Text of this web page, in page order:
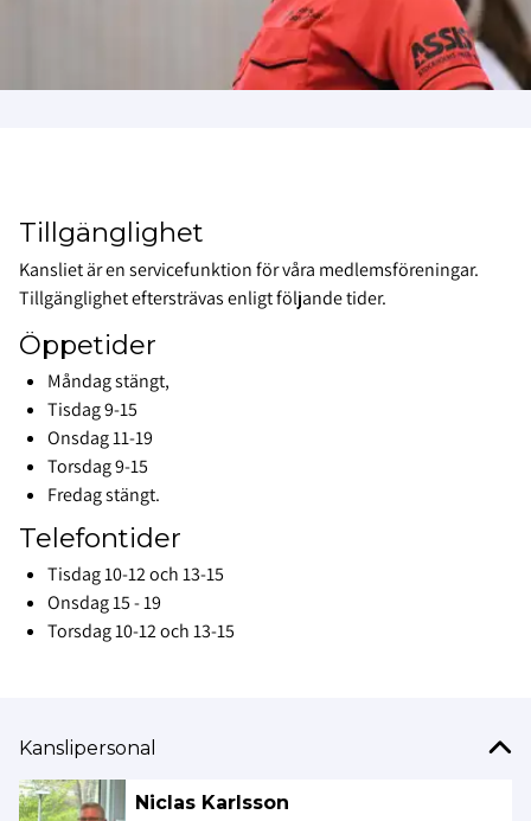
Tillgänglighet
Kansliet är en servicefunktion för våra medlemsföreningar.
Tillgänglighet eftersträvas enligt följande tider.
Öppetider
Måndag stängt,
Tisdag 9-15
Onsdag 11-19
Torsdag 9-15
Fredag stängt.
Telefontider
Tisdag 10-12 och 13-15
Onsdag 15 - 19
Torsdag 10-12 och 13-15
Kanslipersonal
Niclas Karlsson